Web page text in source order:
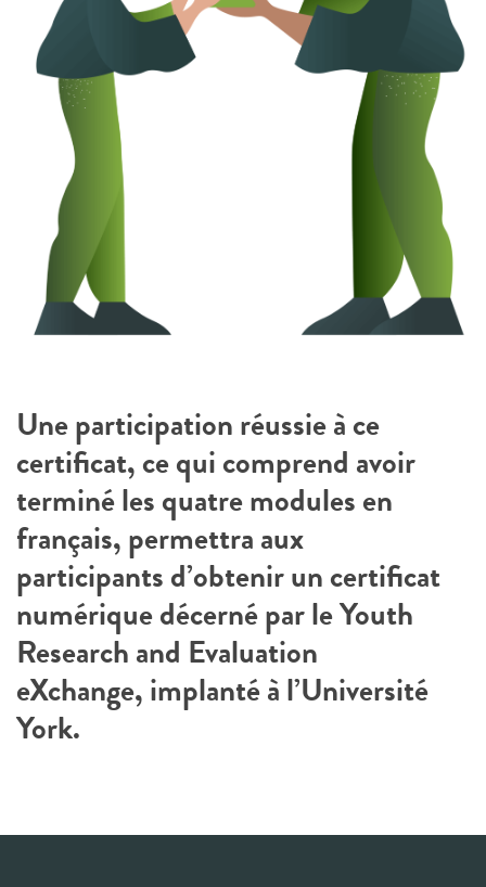
Une participation réussie à ce
certificat, ce qui comprend avoir
terminé les quatre modules en
français, permettra aux
participants d’obtenir un certificat
numérique décerné par le Youth
Research and Evaluation
eXchange, implanté à l’Université
York.